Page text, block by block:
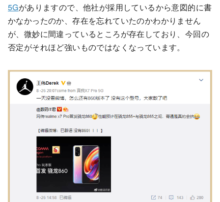
5Gがありますので、他社が採用しているから意図的に書
かなかったのか、存在を忘れていたのかわかりません
が、微妙に間違っているところが存在しており、今回の
否定がそれほど強いものではなくなっています。